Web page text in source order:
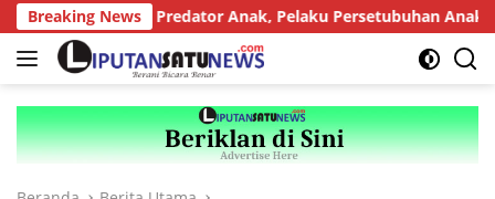
Langsung
ke
konten
Breaking News
Berat bagi Predator Anak, Pelaku Persetubuhan Anak Tiri